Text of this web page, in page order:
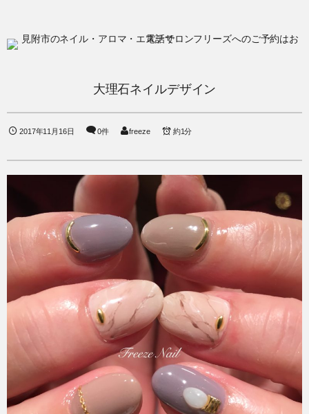
大理石ネイルデザイン
2017年11月16日 0件 freeze 約1分